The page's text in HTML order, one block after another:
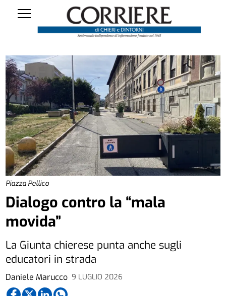
Piazza Pellico
Daniele Marucco 9 LUGLIO 2026
Dialogo contro la “mala
movida”
La Giunta chierese punta anche sugli
educatori in strada